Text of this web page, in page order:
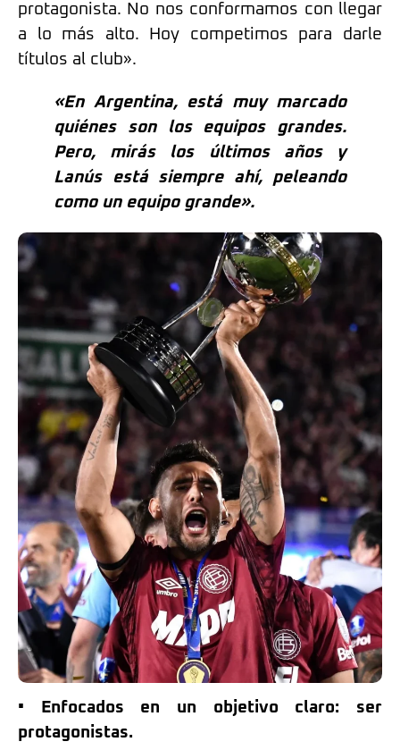
protagonista. No nos conformamos con llegar
a lo más alto. Hoy competimos para darle
títulos al club».
«En Argentina, está muy marcado
quiénes son los equipos grandes.
Pero, mirás los últimos años y
Lanús está siempre ahí, peleando
como un equipo grande».
• Enfocados en un objetivo claro: ser
protagonistas.